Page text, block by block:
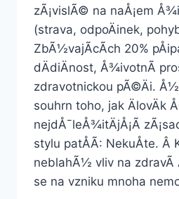
zÃ¡vislÃ© na naÅ¡em
(strava, odpoÄinek,
ZbÃ½vajÃ­cÃ­ch 20%
dÄdiÄnost, Å¾ivotnÃ­
zdravotnickou pÃ©Äi.
souhrn toho, jak ÄlovÄk
nejdÅ¯leÅ¾itÄjÅ¡Ã­
stylu patÅÃ­: NekuÅte. Â
neblahÃ½ vliv na zdravÃ­
se na vzniku mnoha